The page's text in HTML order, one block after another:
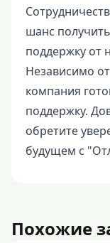
шанс
поддержку от
Независимо
компания
поддержку.
обретите
будущем с
Похожие